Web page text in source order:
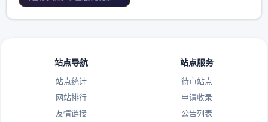
站点导航
站点统计
网站排行
友情链接
站点服务
待审站点
申请收录
公告列表